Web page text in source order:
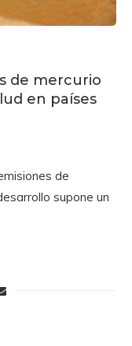
de mercurio
en países
de
supone un